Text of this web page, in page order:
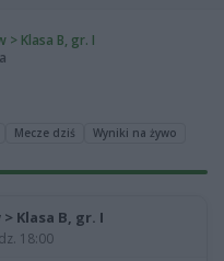
> Klasa B, gr. I
Mecze dziś Wyniki na żywo
Klasa B, gr. I
18:00